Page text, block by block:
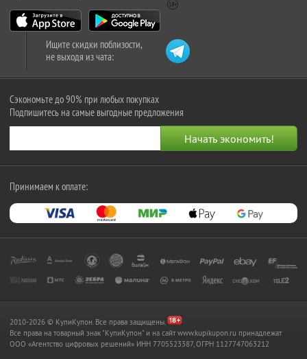
Ищите скидки поблизости,
не выходя из чата:
Сэкономьте до 90% при любых покупках
Подпишитесь на самые выгодные предложения
Принимаем к оплате:
2010-2026 © КупиКупон. Все права защищены.
Все права на товарный знак "КупиКупон" и на сайт www.kupikupon.ru принадлежат
OOO «Агентство цифровых решений» ИНН 7705523387, ОГРН 1127747063212